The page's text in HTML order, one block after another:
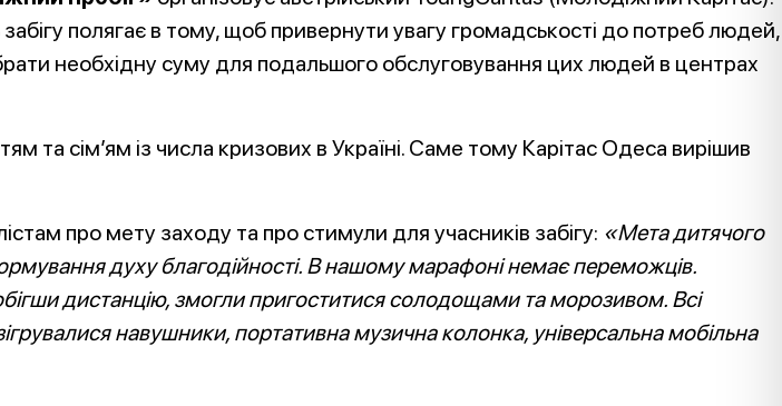
полягає в тому, щоб привернути увагу громадськості до потреб людей,
необхідну суму для подальшого обслуговування цих людей в центрах
та сім’ям із числа кризових в Україні. Саме тому Карітас Одеса вирішив
про мету заходу та про стимули для учасників забігу: «Мета дитячого
духу благодійності. В нашому марафоні немає переможців.
дистанцію, змогли пригоститися солодощами та морозивом. Всі
навушники, портативна музична колонка, універсальна мобільна